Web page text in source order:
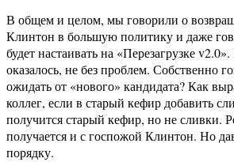
В общем и целом, мы говорили о
Клинтон в большую политику и даже
будет настаивать на «Перезагрузке
оказалось, не без проблем. Собственно
ожидать от «нового» кандидата? Как
коллег, если в старый кефир добавить
получится старый кефир, но не сливки.
получается и с госпожой Клинтон. Но
порядку.